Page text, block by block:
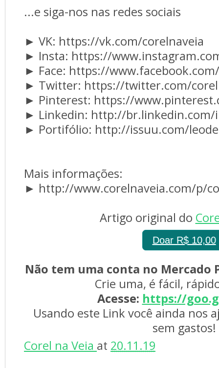
...e siga-nos nas redes sociais
► VK: https://vk.com/corelnaveia
► Insta: https://
► Face: https://
► Twitter: https://twitter.com/
► Pinterest: https://
► Linkedin: http://br.linkedin.com/
► Portifólio: http://issuu.com/
Mais informações:
► http://www.corelnaveia.com/p/
Artigo original do
Doar R$ 10,00
Não tem uma conta no Mercado
Crie uma, é fácil,
Acesse: https://
Usando este Link você ainda nos
sem gastos!
Corel na Veia at 20.11.19